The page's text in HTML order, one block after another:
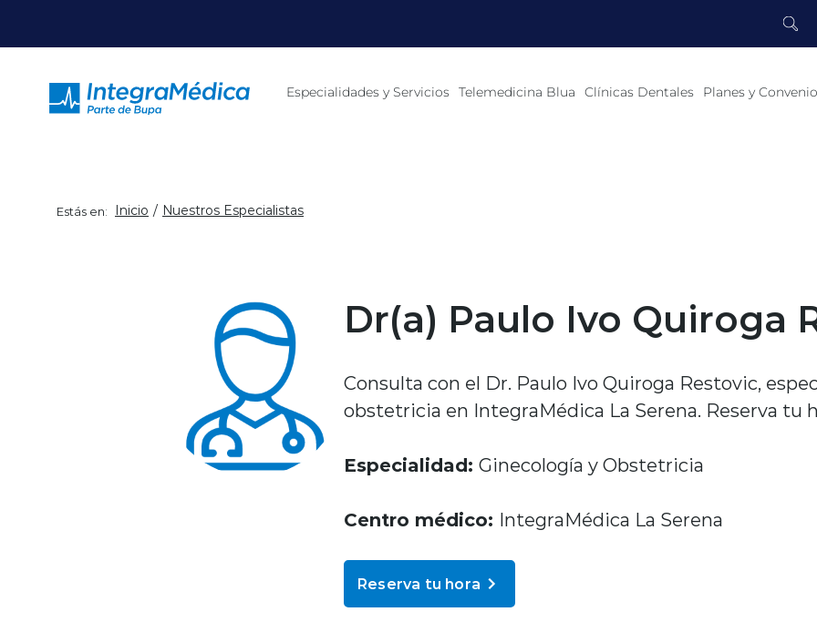
Especialidades y Servicios Telemedicina Blua Clínicas Dentales Planes y
Estás en: Inicio Nuestros Especialistas
Dr(a) Paulo Ivo Quiroga
Consulta con el Dr. Paulo Ivo Quiroga Restovic,
obstetricia en IntegraMédica La Serena. Reserva tu
Especialidad: Ginecología y Obstetricia
Centro médico: IntegraMédica La Serena
Reserva tu hora